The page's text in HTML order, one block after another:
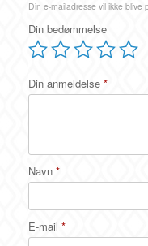
Din e-mailadresse vil ikke blive
Din bedømmelse
Din anmeldelse *
Navn *
E-mail *